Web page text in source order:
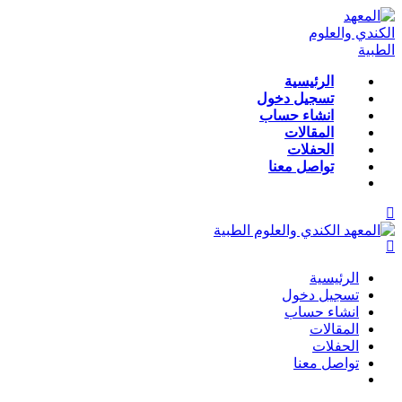
الرئيسية
تسجيل دخول
انشاء حساب
المقالات
الحفلات
تواصل معنا
الرئيسية
تسجيل دخول
انشاء حساب
المقالات
الحفلات
تواصل معنا